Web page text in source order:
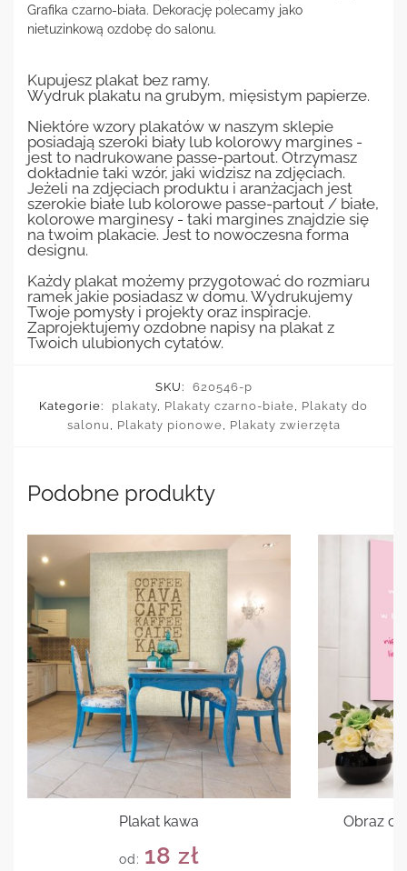
Grafika czarno-biała. Dekorację polecamy jako
nietuzinkową ozdobę do salonu.
Kupujesz plakat bez ramy.
Wydruk plakatu na grubym, mięsistym papierze.
Niektóre wzory plakatów w naszym sklepie
posiadają szeroki biały lub kolorowy margines -
jest to nadrukowane passe-partout. Otrzymasz
dokładnie taki wzór, jaki widzisz na zdjęciach.
Jeżeli na zdjęciach produktu i aranżacjach jest
szerokie białe lub kolorowe passe-partout / białe,
kolorowe marginesy - taki margines znajdzie się
na twoim plakacie. Jest to nowoczesna forma
designu.
Każdy plakat możemy przygotować do rozmiaru
ramek jakie posiadasz w domu. Wydrukujemy
Twoje pomysły i projekty oraz inspiracje.
Zaprojektujemy ozdobne napisy na plakat z
Twoich ulubionych cytatów.
SKU:
620546-p
Kategorie:
plakaty, Plakaty czarno-białe, Plakaty do
salonu , Plakaty pionowe, Plakaty zwierzęta
Podobne produkty
Plakat kawa
od: 18 zł
Obraz